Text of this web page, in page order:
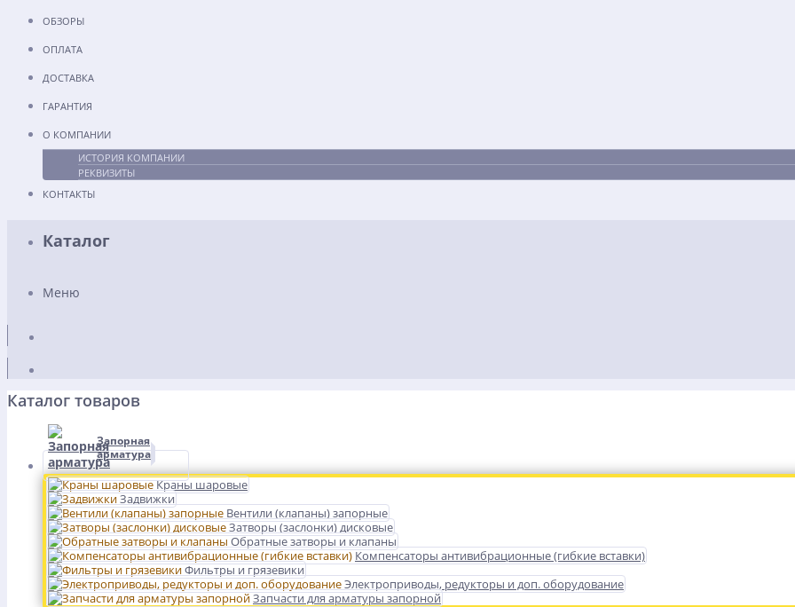
ОБЗОРЫ
ОПЛАТА
ДОСТАВКА
ГАРАНТИЯ
О КОМПАНИИ
ИСТОРИЯ КОМПАНИИ
РЕКВИЗИТЫ
КОНТАКТЫ
Каталог
Меню
Каталог товаров
Запорная
арматура
Краны шаровые
Задвижки
Вентили (клапаны) запорные
Затворы (заслонки) дисковые
Обратные затворы и клапаны
Компенсаторы антивибрационные (гибкие вставки)
Фильтры и грязевики
Электроприводы, редукторы и доп. оборудование
Запчасти для арматуры запорной